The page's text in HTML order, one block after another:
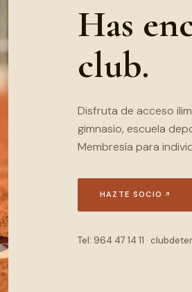
Has
club.
Disfruta de acceso
gimnasio, escuela
Membresía para
HAZTE SOCIO
(SE ABRE
Tel: 964 47 14 11 ·